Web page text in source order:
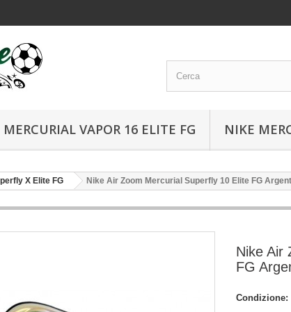
VAPOR 16 ELITE FG NIKE
X Elite FG Nike Air Zoom Mercurial Superfly 10 Elite FG
Nike Air
FG
Condizione: